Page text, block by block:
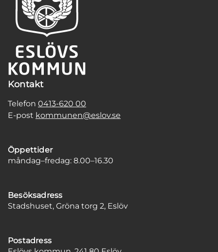
Kontakt
Telefon 0413-620 00
E-post kommunen@eslov.se
Öppettider
måndag–fredag: 8.00–16.30
Besöksadress
Stadshuset, Gröna torg 2, Eslöv
Postadress